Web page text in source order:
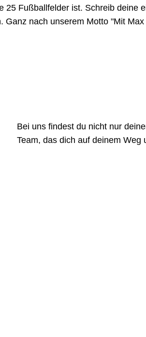
Fußballfelder ist. Schreib deine
nach unserem Motto "Mit
Bei uns findest du nicht nur
Team, das dich auf deinem Weg